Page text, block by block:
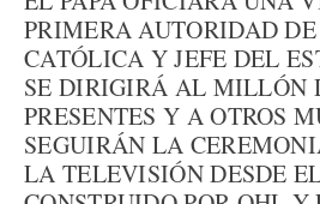
PRIMERA AUTORIDAD
CATÓLICA Y JEFE DEL
SE DIRIGIRÁ AL MILLÓN
PRESENTES Y A OTROS
SEGUIRÁN LA
LA TELEVISIÓN DESDE